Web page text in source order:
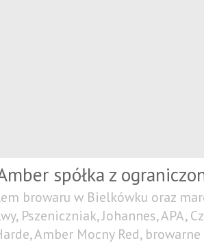
spółka z
browaru w Bielkówku oraz
Pszeniczniak, Johannes, APA,
Amber Mocny Red,